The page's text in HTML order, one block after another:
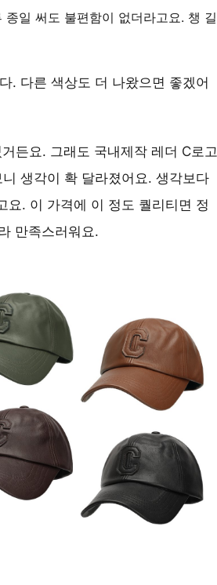
일 써도 불편함이 없더라고요. 챙 길
. 다른 색상도 더 나왔으면 좋겠어
든요. 그래도 국내제작 레더 C로고
생각이 확 달라졌어요. 생각보다
요. 이 가격에 이 정도 퀄리티면 정
만족스러워요.